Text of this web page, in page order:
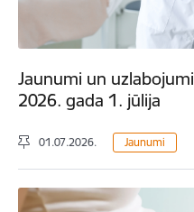
Jaunumi un
2026. gada 1. jūlija
01.07.2026. Jaunumi